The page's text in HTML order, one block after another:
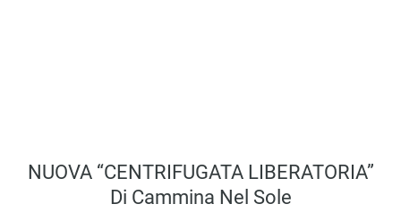
NUOVA “CENTRIFUGATA LIBERATORIA”
Di Cammina Nel Sole